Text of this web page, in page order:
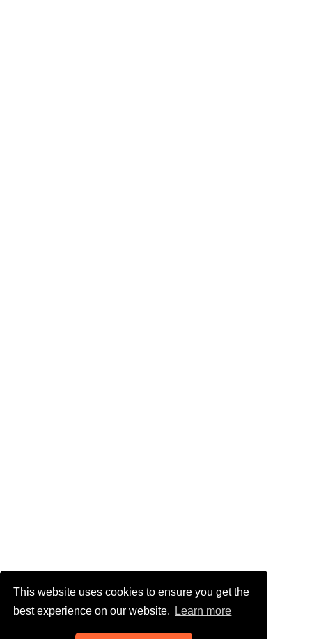
This website uses cookies to ensure you get the
best experience on our website.
Learn more